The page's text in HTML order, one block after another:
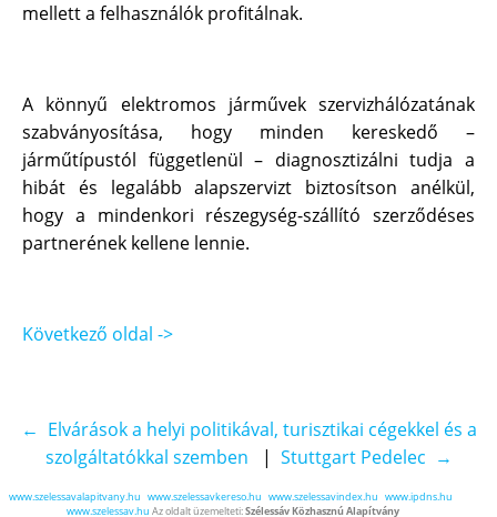
mellett a felhasználók proﬁtálnak.
A könnyű elektromos járművek szervizhálózatának
szabványosítása, hogy minden kereskedő –
járműtípustól függetlenül – diagnosztizálni tudja a
hibát és legalább alapszervizt biztosítson anélkül,
hogy a mindenkori részegység-szállító szerződéses
partnerének kellene lennie.
Következő oldal ->
← Elvárások a helyi politikával, turisztikai cégekkel és a
szolgáltatókkal szemben | Stuttgart Pedelec →
www.szelessavalapitvany.hu www.szelessavkereso.hu www.szelessavindex.hu www.ipdns.hu
www.szelessav.hu Az oldalt üzemelteti:Szélessáv Közhasznú Alapítvány